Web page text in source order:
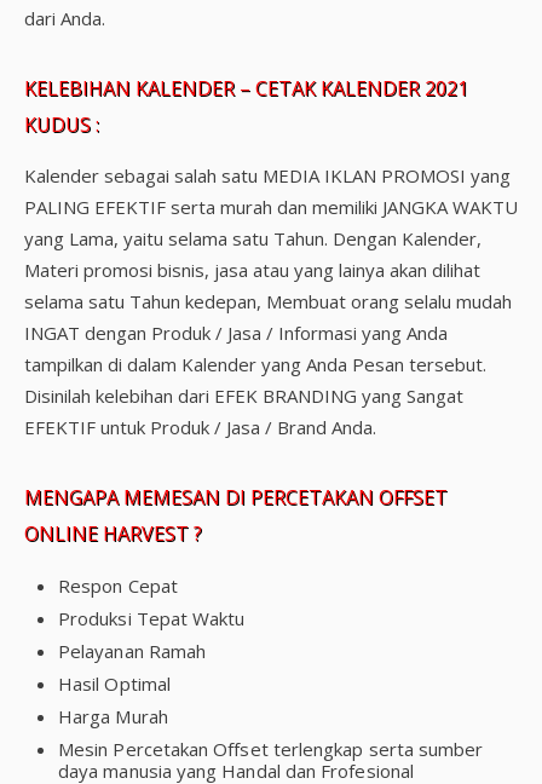
dari Anda.
KELEBIHAN KALENDER – CETAK KALENDER 2021
KUDUS :
Kalender sebagai salah satu MEDIA IKLAN PROMOSI yang
PALING EFEKTIF serta murah dan memiliki JANGKA WAKTU
yang Lama, yaitu selama satu Tahun. Dengan Kalender,
Materi promosi bisnis, jasa atau yang lainya akan dilihat
selama satu Tahun kedepan, Membuat orang selalu mudah
INGAT dengan Produk / Jasa / Informasi yang Anda
tampilkan di dalam Kalender yang Anda Pesan tersebut.
Disinilah kelebihan dari EFEK BRANDING yang Sangat
EFEKTIF untuk Produk / Jasa / Brand Anda.
MENGAPA MEMESAN DI PERCETAKAN OFFSET
ONLINE HARVEST ?
Respon Cepat
Produksi Tepat Waktu
Pelayanan Ramah
Hasil Optimal
Harga Murah
Mesin Percetakan Offset terlengkap serta sumber
daya manusia yang Handal dan Frofesional